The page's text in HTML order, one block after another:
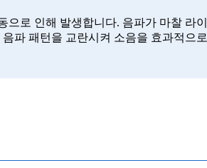
로 인해 발생합니다. 음파가 마찰 라
파 패턴을 교란시켜 소음을 효과적으